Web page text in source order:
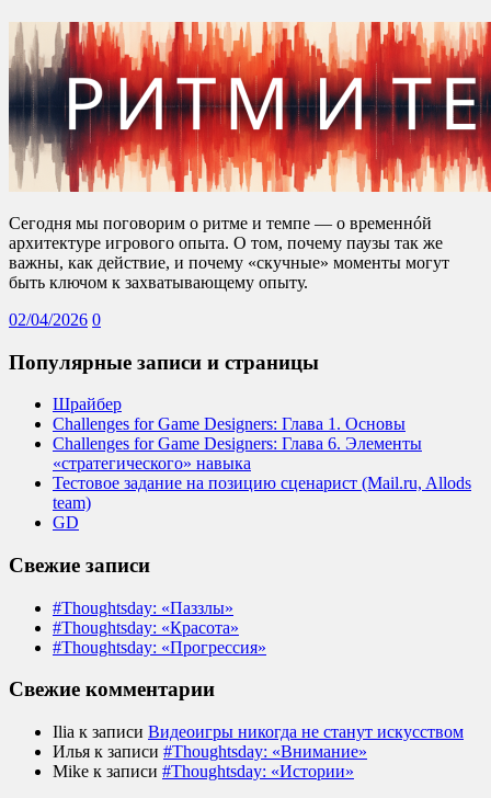
Сегодня мы поговорим о ритме и темпе — о временнóй
архитектуре игрового опыта. О том, почему паузы так же
важны, как действие, и почему «скучные» моменты могут
быть ключом к захватывающему опыту.
02/04/2026 0
Популярные записи и страницы
Шрайбер
Challenges for Game Designers: Глава 1. Основы
Challenges for Game Designers: Глава 6. Элементы
«стратегического» навыка
Тестовое задание на позицию сценарист (Mail.ru, Allods
team)
GD
Свежие записи
#Thoughtsday: «Паззлы»
#Thoughtsday: «Красота»
#Thoughtsday: «Прогрессия»
Свежие комментарии
Ilia к записи Видеоигры никогда не станут искусством
Илья к записи #Thoughtsday: «Внимание»
Mike к записи #Thoughtsday: «Истории»